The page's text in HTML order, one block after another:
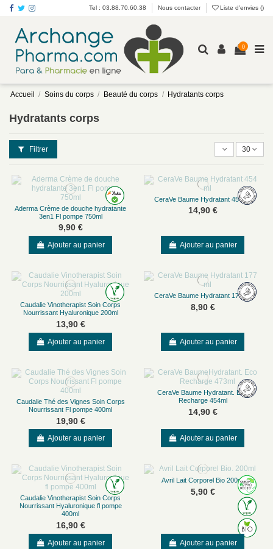
Tel : 03.88.70.60.38 Nous contacter Liste d'envies ()
0
Accueil Soins du corps Beauté du corps Hydratants corps
Hydratants corps
Filtrer 30
Aderma Crème de douche hydratante
3en1 Fl pompe 750ml
9,90 €
Ajouter au panier
CeraVe Baume Hydratant 454 ml
14,90 €
Ajouter au panier
Caudalie Vinotherapist Soin Corps
Nourrissant Hyaluronique 200ml
13,90 €
Ajouter au panier
CeraVe Baume Hydratant 177 ml
8,90 €
Ajouter au panier
Caudalie Thé des Vignes Soin Corps
Nourrissant Fl pompe 400ml
19,90 €
Ajouter au panier
CeraVe Baume Hydratant. Eco
Recharge 454ml
14,90 €
Ajouter au panier
Caudalie Vinotherapist Soin Corps
Nourrissant Hyaluronique fl pompe
400ml
16,90 €
Ajouter au panier
Avril Lait Corporel Bio 200ml
5,90 €
Ajouter au panier